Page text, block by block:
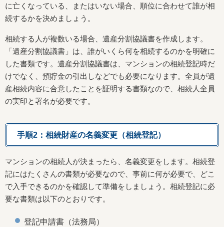
に亡くなっている、またはいない場合、順位に合わせて誰が相
続するかを決めましょう。
相続する人が複数いる場合、遺産分割協議書を作成します。
「遺産分割協議書」は、誰がいくら何を相続するのかを明確に
した書類です。遺産分割協議書は、マンションの相続登記時だ
けでなく、預貯金の引出しなどでも必要になります。全員が遺
産相続内容に合意したことを証明する書類なので、相続人全員
の実印と署名が必要です。
手順2：相続財産の名義変更（相続登記）
マンションの相続人が決まったら、名義変更をします。相続登
記にはたくさんの書類が必要なので、事前に何が必要で、どこ
で入手できるのかを確認して準備をしましょう。相続登記に必
要な書類は以下のとおりです。
登記申請書（法務局）